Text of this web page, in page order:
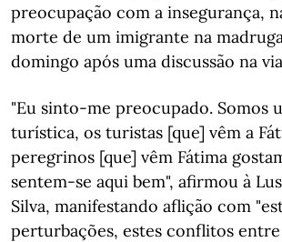
preocupação com a insegurança,
morte de um imigrante na
domingo após uma discussão na
"Eu sinto-me preocupado. Somos
turística, os turistas [que] vêm a
peregrinos [que] vêm Fátima
sentem-se aqui bem", afirmou à
Silva, manifestando aflição com
perturbações, estes conflitos entre